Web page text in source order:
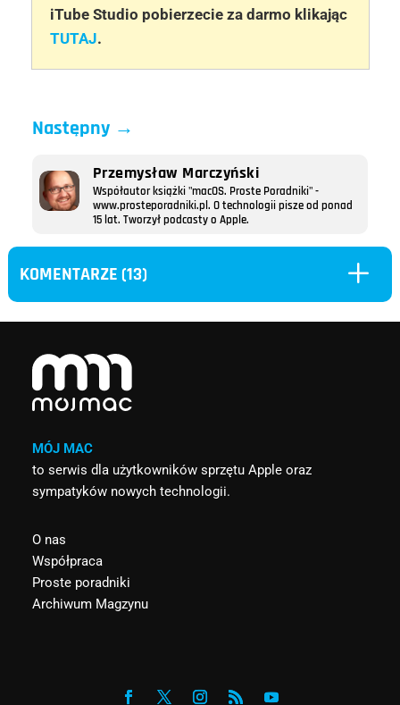
iTube Studio pobierzecie za darmo klikając
TUTAJ.
Następny→
Przemysław Marczyński
Współautor książki "macOS. Proste Poradniki" -
www.prosteporadniki.pl. O technologii pisze od ponad
15 lat. Tworzył podcasty o Apple.
KOMENTARZE (13) L
MÓJ MAC
to serwis dla użytkowników sprzętu Apple oraz
sympatyków nowych technologii.
O nas
Współpraca
Proste poradniki
Archiwum Magzynu